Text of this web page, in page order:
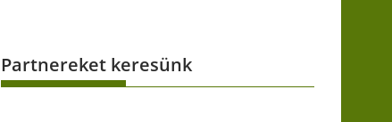
Partnereket keresünk